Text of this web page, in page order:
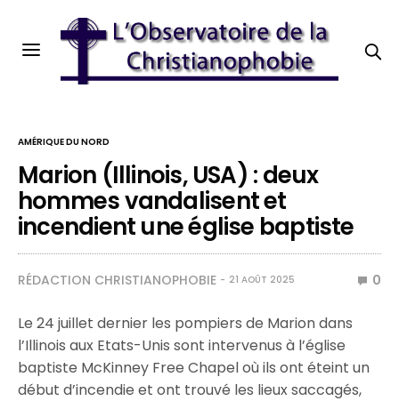
AMÉRIQUE DU NORD
Marion (Illinois, USA) : deux
hommes vandalisent et
incendient une église baptiste
RÉDACTION CHRISTIANOPHOBIE 21 AOÛT 2025 0
Le 24 juillet dernier les pompiers de Marion dans
l’Illinois aux Etats-Unis sont intervenus à l’église
baptiste McKinney Free Chapel où ils ont éteint un
début d’incendie et ont trouvé les lieux saccagés,